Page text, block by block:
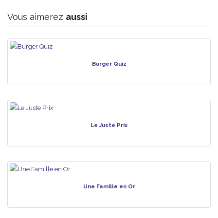
Vous aimerez aussi
Burger Quiz
Le Juste Prix
Une Famille en Or